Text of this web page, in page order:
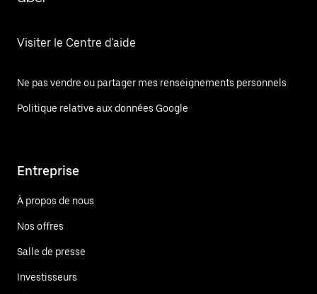
Visiter le Centre d'aide
Ne pas vendre ou partager mes renseignements personnels
Politique relative aux données Google
Entreprise
À propos de nous
Nos offres
Salle de presse
Investisseurs